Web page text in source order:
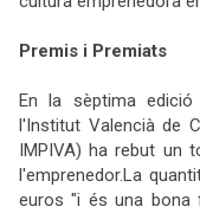
Premis i Premiats
En la sèptima edició
l'Institut Valencià de
IMPIVA) ha rebut un
l'emprenedor.La
euros "i és una bona